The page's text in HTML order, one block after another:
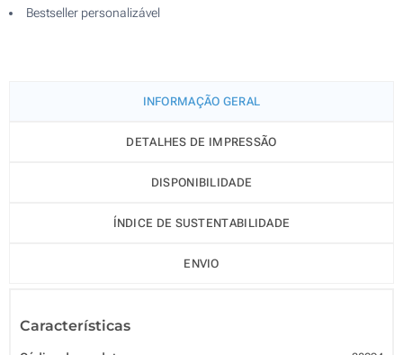
Bestseller personalizável
INFORMAÇÃO GERAL
DETALHES DE IMPRESSÃO
DISPONIBILIDADE
ÍNDICE DE SUSTENTABILIDADE
ENVIO
Características